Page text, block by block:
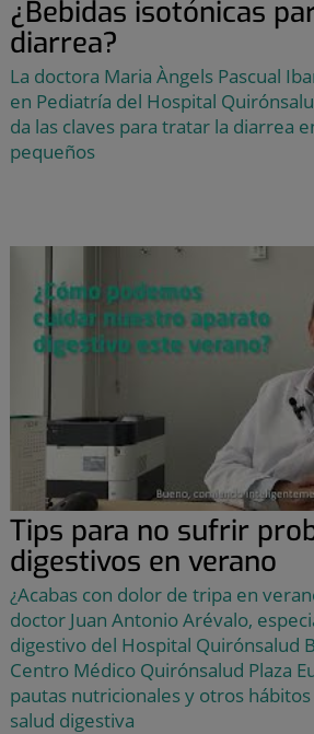
¿Bebidas isotónicas
diarrea?
La doctora Maria Àngels Pascual
en Pediatría del Hospital
da las claves para tratar la diarrea
pequeños
Tips para no sufrir
digestivos en verano
¿Acabas con dolor de tripa en
doctor Juan Antonio Arévalo,
digestivo del Hospital Quirónsalud
Centro Médico Quirónsalud Plaza
pautas nutricionales y otros
salud digestiva